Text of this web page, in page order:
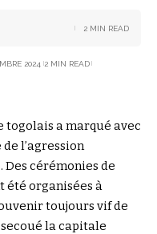
2024 2 MIN READ
2 MIN READ
togolais a marqué avec
l’agression
cérémonies de
été organisées à
toujours vif de
la capitale